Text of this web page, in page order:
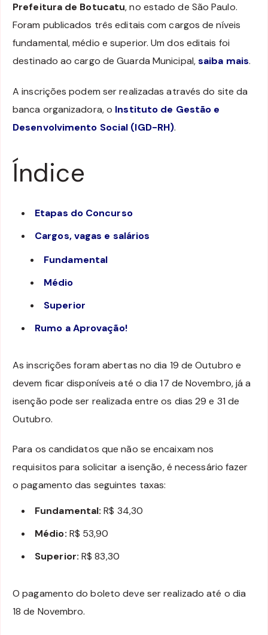
Prefeitura de Botucatu, no estado de São Paulo.
Foram publicados três editais com cargos de níveis
fundamental, médio e superior. Um dos editais foi
destinado ao cargo de Guarda Municipal,saiba mais.
A inscrições podem ser realizadas através do site da
banca organizadora, o Instituto de Gestão e
Desenvolvimento Social (IGD-RH).
Índice
Etapas do Concurso
Cargos, vagas e salários
Fundamental
Médio
Superior
Rumo a Aprovação!
As inscrições foram abertas no dia 19 de Outubro e
devem ficar disponíveis até o dia 17 de Novembro, já a
isenção pode ser realizada entre os dias 29 e 31 de
Outubro.
Para os candidatos que não se encaixam nos
requisitos para solicitar a isenção, é necessário fazer
o pagamento das seguintes taxas:
Fundamental:R$ 34,30
Médio: R$ 53,90
Superior: R$ 83,30
O pagamento do boleto deve ser realizado até o dia
18 de Novembro.